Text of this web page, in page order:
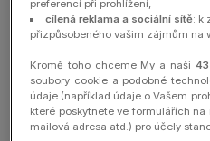
a vytvořit si u nás účet a vybrat si
(centra). Vytvoření účtu je
příslušný registrační proces a
požadované informace (včetně
si heslo.
Souhlasíte s tím, že budete
preferencí při prohlížení,
cílená reklama a sociální sítě: k
přizpůsobeného vašim zájmům na
Kromě toho chceme My a naši 43
soubory cookie a podobné
údaje (například údaje o Vašem
které poskytnete ve formulářích
mailová adresa atd.) pro účely